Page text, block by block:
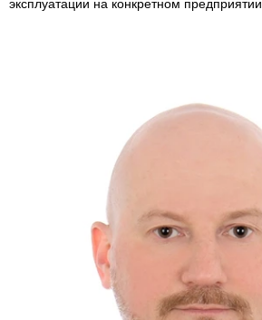
эксплуатации на конкретном предприятии.